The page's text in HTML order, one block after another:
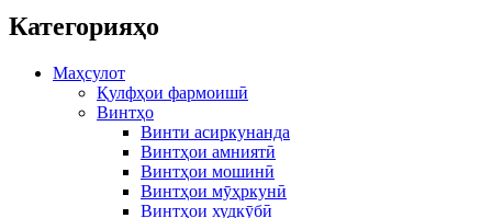
Категорияҳо
Маҳсулот
Қулфҳои фармоишӣ
Винтҳо
Винти асиркунанда
Винтҳои амниятӣ
Винтҳои мошинӣ
Винтҳои мӯҳркунӣ
Винтҳои худкӯбӣ